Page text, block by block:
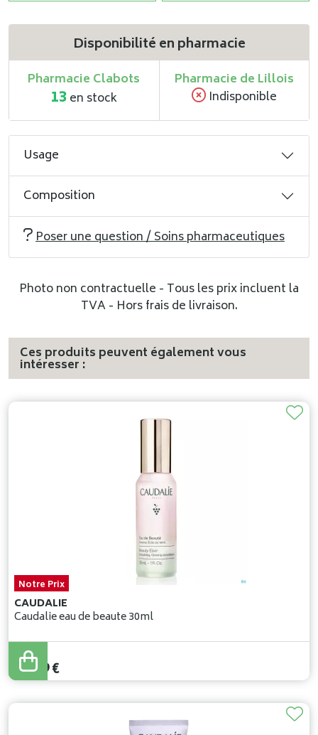
Disponibilité en pharmacie
Pharmacie Clabots
13en stock
Pharmacie de Lillois
Indisponible
Usage
Composition
Poser une question / Soins pharmaceutiques
Photo non contractuelle - Tous les prix incluent la
TVA - Hors frais de livraison.
Ces produits peuvent également vous
intéresser :
Notre Prix
CAUDALIE
Caudalie eau de beaute 30ml
14,19€